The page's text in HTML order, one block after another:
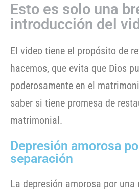
Esto es solo una
introducción del
El video tiene el propósito de
hacemos, que evita que Dios
poderosamente en el
saber si tiene promesa de
matrimonial.
Depresión amorosa
separación
La depresión amorosa por